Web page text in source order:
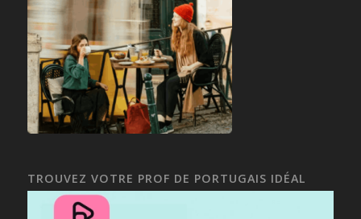
TROUVEZ VOTRE PROF DE PORTUGAIS IDÉAL